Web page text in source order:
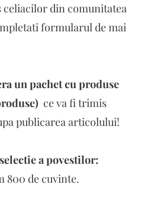
celiacilor din comunitatea
formularul de mai
un pachet cu produse
ce va fi trimis
publicarea articolului!
a povestilor:
800 de cuvinte.